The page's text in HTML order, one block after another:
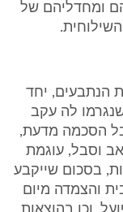
ומחדליהם של
הנתבעים, יחד
לה עקב
הסכמה מדעת,
וסבל, עוגמת
בסכום שייקבע
והצמדה מיום